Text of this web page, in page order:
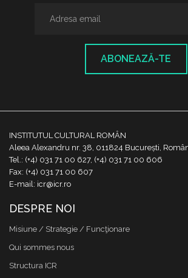
ABONEAZĂ-TE
INSTITUTUL CULTURAL ROMÂN
Aleea Alexandru nr. 38, 011824 București,
Tel.: (+4) 031 71 00 627, (+4) 031 71 00 606
Fax: (+4) 031 71 00 607
E-mail: icr@icr.ro
DESPRE NOI
Misiune / Strategie / Funcţionare
Qui sommes nous
Structura ICR